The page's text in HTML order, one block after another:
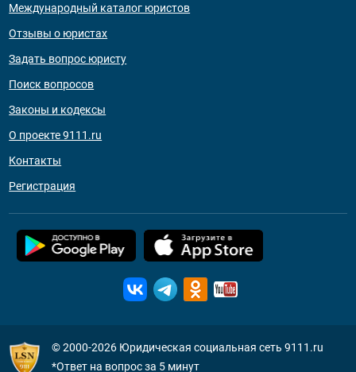
Международный каталог юристов
Отзывы о юристах
Задать вопрос юристу
Поиск вопросов
Законы и кодексы
О проекте 9111.ru
Контакты
Регистрация
© 2000-2026 Юридическая социальная сеть 9111.ru
*Ответ на вопрос за 5 минут